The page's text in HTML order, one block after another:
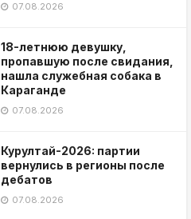
07.08.2026
18-летнюю девушку,
пропавшую после свидания,
нашла служебная собака в
Караганде
07.08.2026
Курултай-2026: партии
вернулись в регионы после
дебатов
07.08.2026